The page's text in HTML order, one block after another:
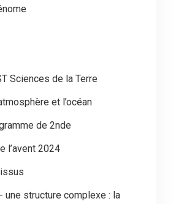
Sciences de la Terre
et l’océan
de 2nde
l’avent 2024
une structure complexe : la